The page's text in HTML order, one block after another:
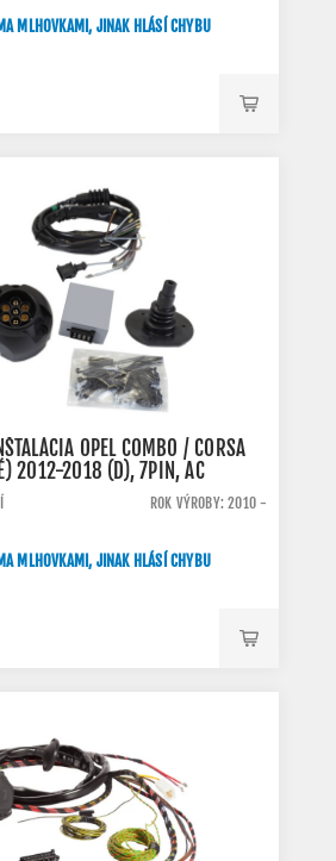
MLHOVKAMI, JINAK HLÁSÍ CHYBU
OPEL COMBO / CORSA
2012-2018 (D), 7PIN, AC
ROK VÝROBY: 2010 -
MLHOVKAMI, JINAK HLÁSÍ CHYBU